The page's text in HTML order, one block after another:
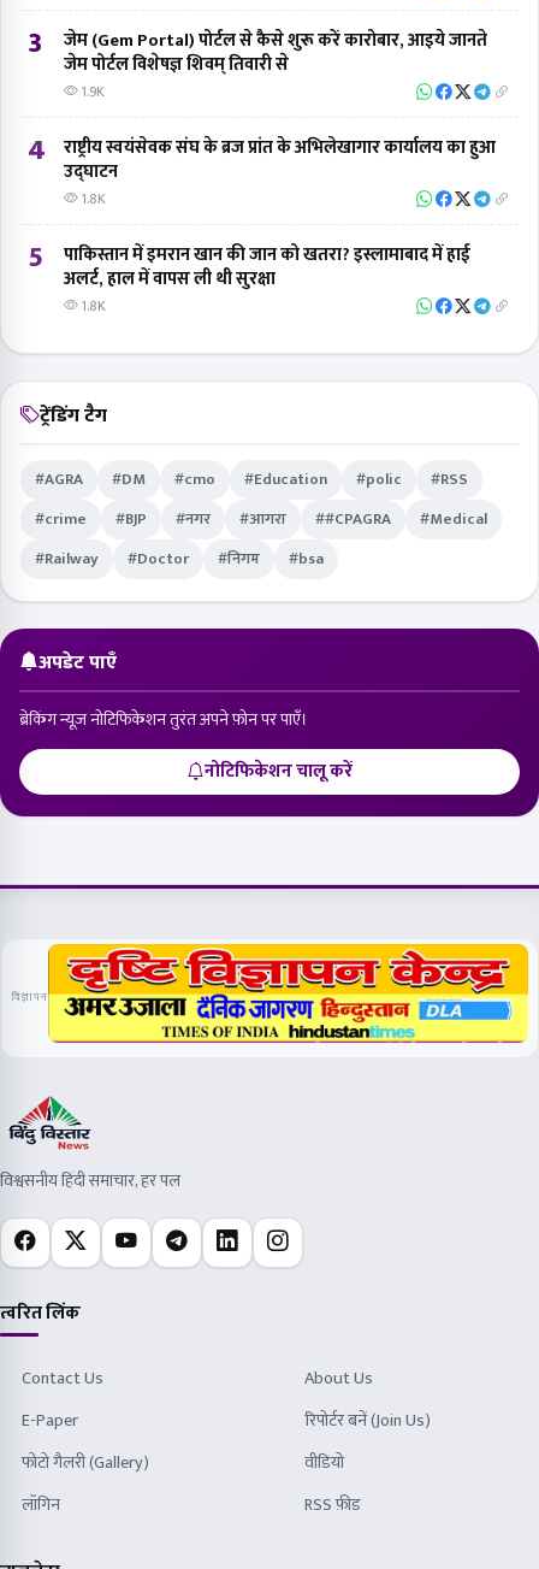
3
जेम (Gem Portal) पोर्टल से कैसे शुरू करें कारोबार, आइये जानते
जेम पोर्टल विशेषज्ञ शिवम् तिवारी से
1.9K
4
राष्ट्रीय स्वयंसेवक संघ के ब्रज प्रांत के अभिलेखागार कार्यालय का हुआ
उद्घाटन
1.8K
5
पाकिस्तान में इमरान खान की जान को खतरा? इस्लामाबाद में हाई
अलर्ट, हाल में वापस ली थी सुरक्षा
1.8K
ट्रेंडिंग टैग
#AGRA #DM #cmo #Education #polic
#RSS
#crime
#BJP #नगर #आगरा ##CPAGRA
#Medical
#Railway
#Doctor #निगम #bsa
अपडेट पाएँ
ब्रेकिंग न्यूज़ नोटिफिकेशन तुरंत अपने फ़ोन पर पाएँ।
नोटिफिकेशन चालू करें
विज्ञापन
विश्वसनीय हिंदी समाचार, हर पल
त्वरित लिंक
Contact Us
About Us
E-Paper
रिपोर्टर बनें (Join Us)
फोटो गैलरी (Gallery)
वीडियो
लॉगिन
RSS फ़ीड